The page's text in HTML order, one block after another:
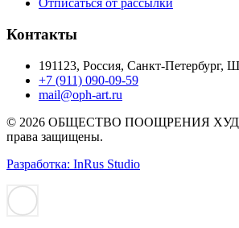
Отписаться от рассылки
Контакты
191123, Россия, Санкт-Петербург,
+7 (911) 090-09-59
mail@oph-art.ru
© 2026 ОБЩЕСТВО ПООЩРЕНИЯ
права защищены.
Разработка: InRus Studio